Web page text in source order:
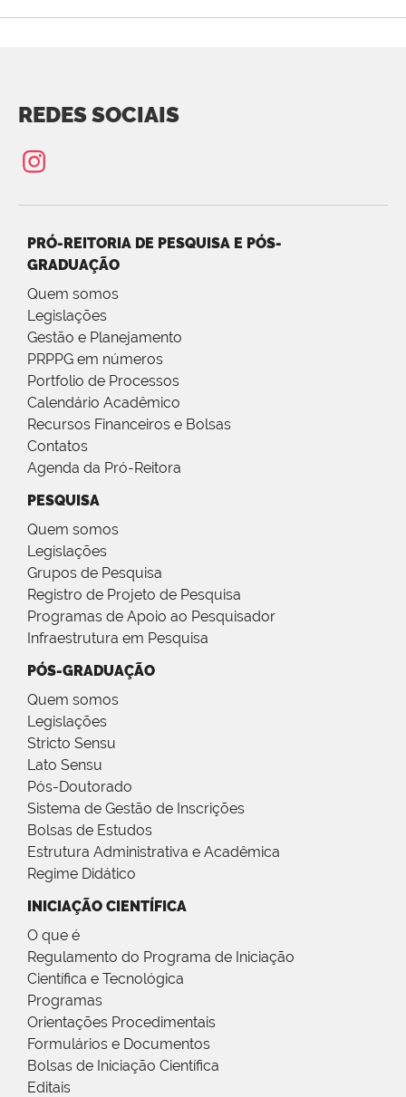
REDES SOCIAIS
PRÓ-REITORIA DE PESQUISA E PÓS-
GRADUAÇÃO
Quem somos
Legislações
Gestão e Planejamento
PRPPG em números
Portfolio de Processos
Calendário Acadêmico
Recursos Financeiros e Bolsas
Contatos
Agenda da Pró-Reitora
PESQUISA
Quem somos
Legislações
Grupos de Pesquisa
Registro de Projeto de Pesquisa
Programas de Apoio ao Pesquisador
Infraestrutura em Pesquisa
PÓS-GRADUAÇÃO
Quem somos
Legislações
Stricto Sensu
Lato Sensu
Pós-Doutorado
Sistema de Gestão de Inscrições
Bolsas de Estudos
Estrutura Administrativa e Acadêmica
Regime Didático
INICIAÇÃO CIENTÍFICA
O que é
Regulamento do Programa de Iniciação
Científica e Tecnológica
Programas
Orientações Procedimentais
Formulários e Documentos
Bolsas de Iniciação Científica
Editais